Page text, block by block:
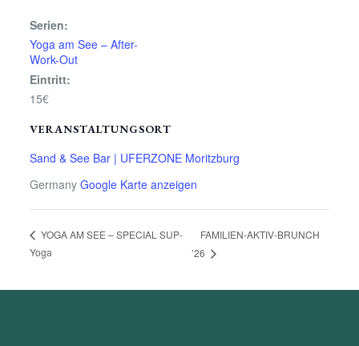
Serien:
Yoga am See – After-
Work-Out
Eintritt:
15€
VERANSTALTUNGSORT
Sand & See Bar | UFERZONE Moritzburg
Germany Google Karte anzeigen
YOGA AM SEE – SPECIAL SUP-
Yoga
FAMILIEN-AKTIV-BRUNCH
’26